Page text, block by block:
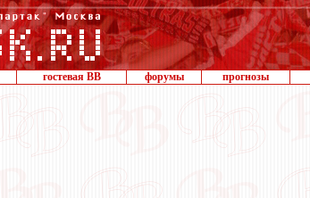
гостевая ВВ форумы прогнозы